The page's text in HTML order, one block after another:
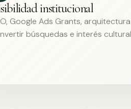
institucional
Google Ads Grants,
búsquedas e interés